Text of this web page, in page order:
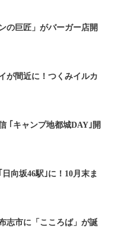
の巨匠」がバーガー店開
が間近に！つくみイルカ
｢キャンプ地都城DAY｣開
向坂46駅｣に！10月末ま
志市に「こころば」が誕